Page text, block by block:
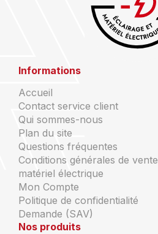
Informations
Accueil
Contact service client
Qui sommes-nous
Plan du site
Questions fréquentes
Conditions générales de
matériel électrique
Mon Compte
Politique de confidentialité
Demande (SAV)
Nos produits